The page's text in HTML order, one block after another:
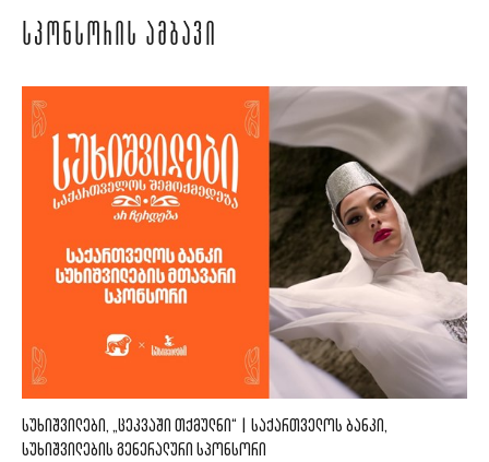
ᲡᲞᲝᲜᲡᲝᲠᲘᲡ ᲐᲛᲑᲐᲕᲘ
ᲡᲣᲮᲘᲨᲕᲘᲚᲔᲑᲘ, „ᲪᲔᲙᲕᲐᲨᲘ ᲗᲥᲛᲣᲚᲜᲘ“ | ᲡᲐᲥᲐᲠᲗᲕᲔᲚᲝᲡ ᲑᲐᲜᲙᲘ,
ᲡᲣᲮᲘᲨᲕᲘᲚᲔᲑᲘᲡ ᲒᲔᲜᲔᲠᲐᲚᲣᲠᲘ ᲡᲞᲝᲜᲡᲝᲠᲘ